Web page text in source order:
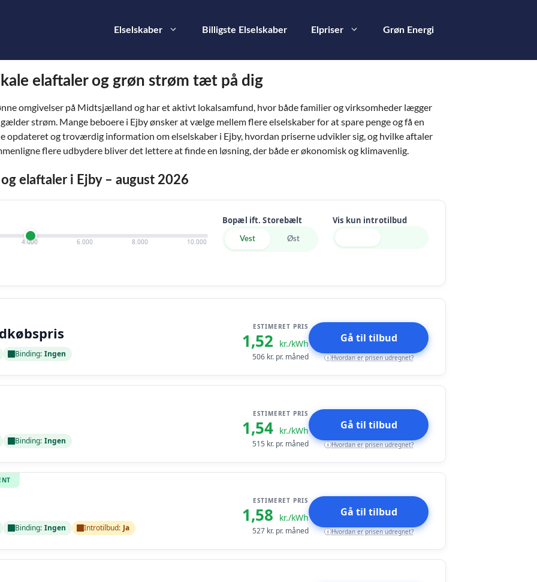
Elselskaber Billigste Elselskaber Elpriser Grøn Energi
elaftaler og grøn strøm tæt på dig
omgivelser på Midtsjælland og har et aktivt lokalsamfund, hvor både familier og virksomheder lægger
strøm. Mange beboere i Ejby ønsker at vælge mellem flere elselskaber for at spare penge og få en
opdateret og troværdig information om elselskaber i Ejby, hvordan priserne udvikler sig, og hvilke aftaler
flere udbydere bliver det lettere at finde en løsning, der både er økonomisk og klimavenlig.
elaftaler i Ejby – august 2026
4.000 6.000 8.000 10.000
Bopæl ift. Storebælt
Vest Øst
Vis kun introtilbud
Binding: Ingen
ESTIMERET PRIS
1,52 kr./kWh
506 kr. pr. måned
Gå til tilbud
i Hvordan er prisen udregnet?
Binding: Ingen
ESTIMERET PRIS
1,54 kr./kWh
515 kr. pr. måned
Gå til tilbud
i Hvordan er prisen udregnet?
Binding: Ingen Introtilbud: Ja
ESTIMERET PRIS
1,58 kr./kWh
527 kr. pr. måned
Gå til tilbud
i Hvordan er prisen udregnet?